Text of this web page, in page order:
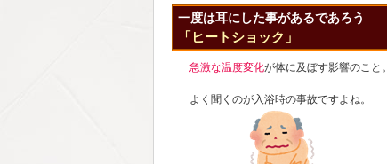
一度は耳にした事があるであろう
「ヒートショック」
急激な温度変化が体に及ぼす影響のこと。
よく聞くのが入浴時の事故ですよね。